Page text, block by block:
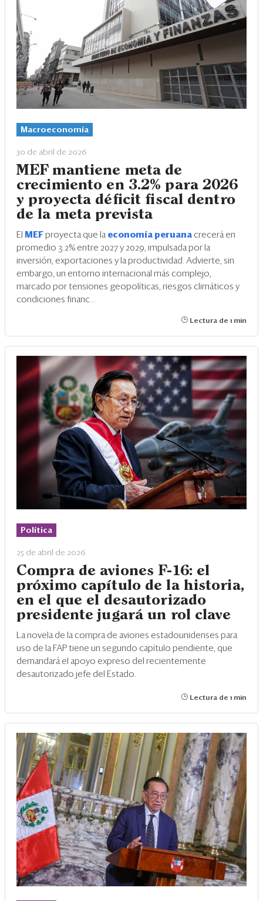
Macroeconomía
30 de abril de 2026
MEF mantiene meta de
crecimiento en 3.2% para 2026
y proyecta déficit fiscal dentro
de la meta prevista
El MEF proyecta que la economía peruana crecerá en
promedio 3.2% entre 2027 y 2029, impulsada por la
inversión, exportaciones y la productividad. Advierte, sin
embargo, un entorno internacional más complejo,
marcado por tensiones geopolíticas, riesgos climáticos y
condiciones financ...
Lectura de 1 min
Política
25 de abril de 2026
Compra de aviones F-16: el
próximo capítulo de la historia,
en el que el desautorizado
presidente jugará un rol clave
La novela de la compra de aviones estadounidenses para
uso de la FAP tiene un segundo capítulo pendiente, que
demandará el apoyo expreso del recientemente
desautorizado jefe del Estado.
Lectura de 1 min